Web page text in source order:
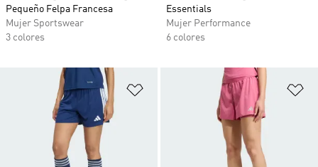
Pequeño Felpa Francesa
Mujer Sportswear
3 colores
Essentials
Mujer Performance
6 colores
Añadir a la lista de deseos